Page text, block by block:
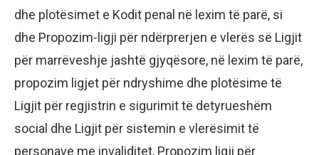
dhe plotësimet e Kodit penal në lexim të parë, si
dhe Propozim-ligji për ndërprerjen e vlerës së Ligjit
për marrëveshje jashtë gjyqësore, në lexim të parë,
propozim ligjet për ndryshime dhe plotësime të
Ligjit për regjistrin e sigurimit të detyrueshëm
social dhe Ligjit për sistemin e vlerësimit të
personave me invaliditet, Propozim ligji për